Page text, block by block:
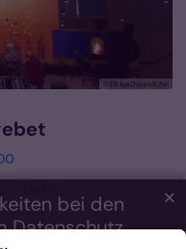
bei den
Datenschutz
✕
© FB kja Düren|Eifel